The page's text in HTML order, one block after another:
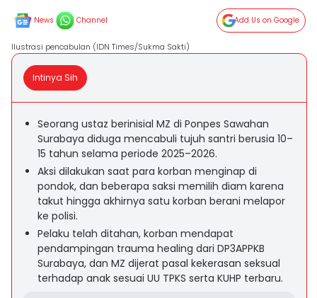
News Channel Add Us on Google
Ilustrasi pencabulan (IDN Times/Sukma Sakti)
Intinya Sih
Seorang ustaz berinisial MZ di Ponpes Sawahan
Surabaya diduga mencabuli tujuh santri berusia 10–
15 tahun selama periode 2025–2026.
Aksi dilakukan saat para korban menginap di
pondok, dan beberapa saksi memilih diam karena
takut hingga akhirnya satu korban berani melapor
ke polisi.
Pelaku telah ditahan, korban mendapat
pendampingan trauma healing dari DP3APPKB
Surabaya, dan MZ dijerat pasal kekerasan seksual
terhadap anak sesuai UU TPKS serta KUHP terbaru.